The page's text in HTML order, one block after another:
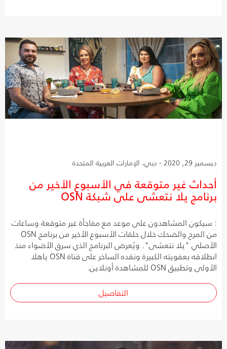
ديسمبر 29, 2020 - دبي، الإمارات العربية المتحدة
أحداث غير متوقعة في الأسبوع الأخير من
برنامج يلا نتعشى على شبكة OSN
: سيكون المشاهدون على موعد مع مفاجأة غير متوقعة وساعات
من المرح والضحك خلال حلقات الأسبوع الأخير من برنامج OSN
الأصلي "يلا نتعشى". ويُعرض البرنامج الذي سرق الأضواء منذ
انطلاقه بعفويته الكبيرة ونقده الساخر على قناة OSN ياهلا
الأولى وتطبيق OSN للمشاهدة أونلاين.
التفاصيل